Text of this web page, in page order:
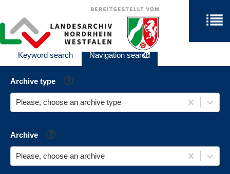
Keyword search Navigation search
Archive type Help
Please, choose an archive type
Archive Help
Please, choose an archive